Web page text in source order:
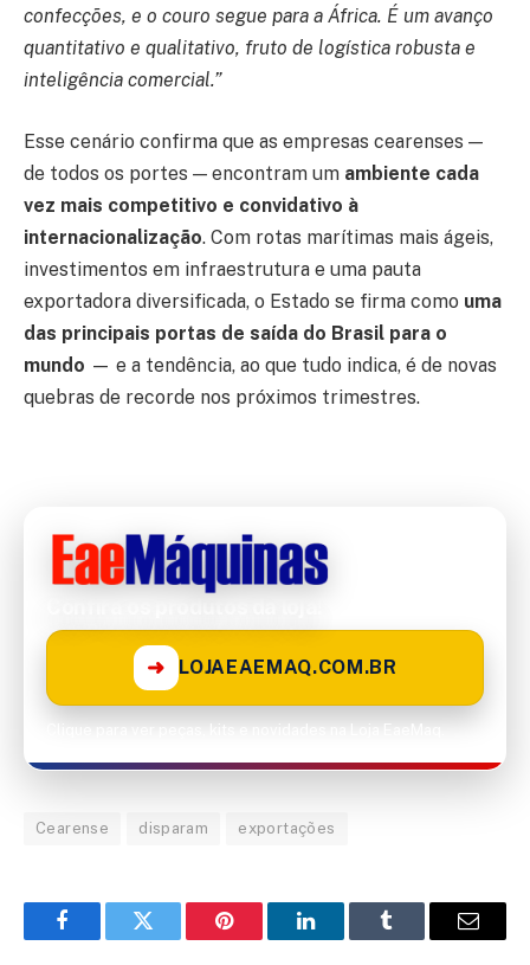
confecções, e o couro segue para a África. É um avanço
quantitativo e qualitativo, fruto de logística robusta e
inteligência comercial.”
Esse cenário confirma que as empresas cearenses —
de todos os portes — encontram um ambiente cada
vez mais competitivo e convidativo à
internacionalização. Com rotas marítimas mais ágeis,
investimentos em infraestrutura e uma pauta
exportadora diversificada, o Estado se firma como uma
das principais portas de saída do Brasil para o
mundo — e a tendência, ao que tudo indica, é de novas
quebras de recorde nos próximos trimestres.
➜ LOJAEAEMAQ.COM.BR
Cearense disparam exportações
FacebookTwitter Pinterest LinkedInTumblr Email